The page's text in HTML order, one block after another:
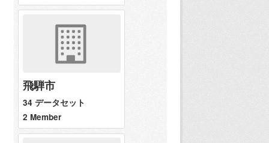
飛騨市
34 データセット
2 Member